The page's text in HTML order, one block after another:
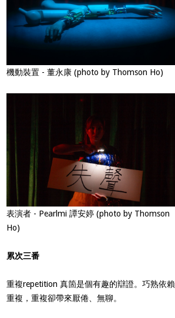
機動裝置 - 董永康 (photo by Thomson Ho)
表演者 - Pearlmi 譚安婷 (photo by Thomson
Ho)
累次三番
重複repetition 真箇是個有趣的辯證。巧熟依賴
重複，重複卻帶來厭倦、無聊。